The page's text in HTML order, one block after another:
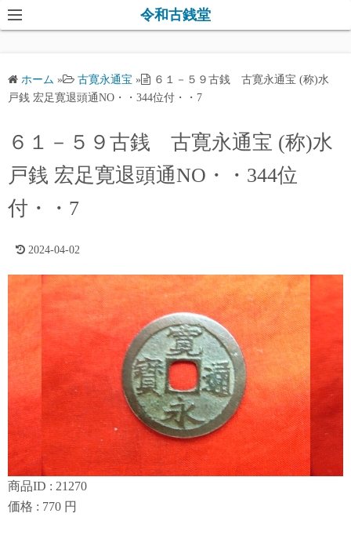
コ
ン
ツ
令和古銭堂
ホーム » 古寛永通宝 »
６１－５９古銭 古寛永通宝 (称)水
戸銭 宏足寛退頭通NO・・344位付・・7
６１－５９古銭 古寛永通宝 (称)水
戸銭 宏足寛退頭通NO・・344位
付・・7
2024-04-02
商品ID : 21270
価格 : 770 円